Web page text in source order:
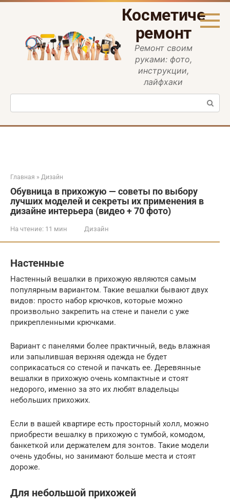
Перейти
ремонт
Ремонт своим
руками: фото,
инструкции,
лайфхаки
Поиск:
Главная » Дизайн
Обувница в прихожую — советы по выбору
лучших моделей и секреты их применения в
дизайне интерьера (видео + 70 фото)
На чтение: 11 мин Дизайн
Настенные
Настенный вешалки в прихожую являются самым
популярным вариантом. Такие вешалки бывают двух
видов: просто набор крючков, которые можно
произвольно закрепить на стене и панели с уже
прикрепленными крючками.
Вариант с панелями более практичный, ведь влажная
или запылившая верхняя одежда не будет
соприкасаться со стеной и пачкать ее. Деревянные
вешалки в прихожую очень компактные и стоят
недорого, именно за это их любят владельцы
небольших прихожих.
Если в вашей квартире есть просторный холл, можно
приобрести вешалку в прихожую с тумбой, комодом,
банкеткой или держателем для зонтов. Такие модели
очень удобны, но занимают больше места и стоят
дороже.
Для небольшой прихожей